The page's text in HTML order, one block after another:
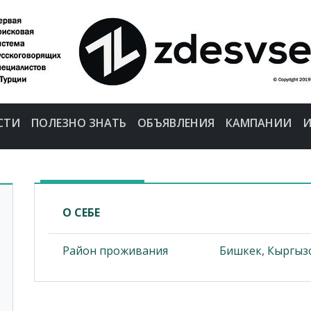
ПОЛЕЗНО ЗНАТЬ ОБЪЯВЛЕНИЯ КАМПАНИИ
О СЕБЕ
Район проживания Бишкек,